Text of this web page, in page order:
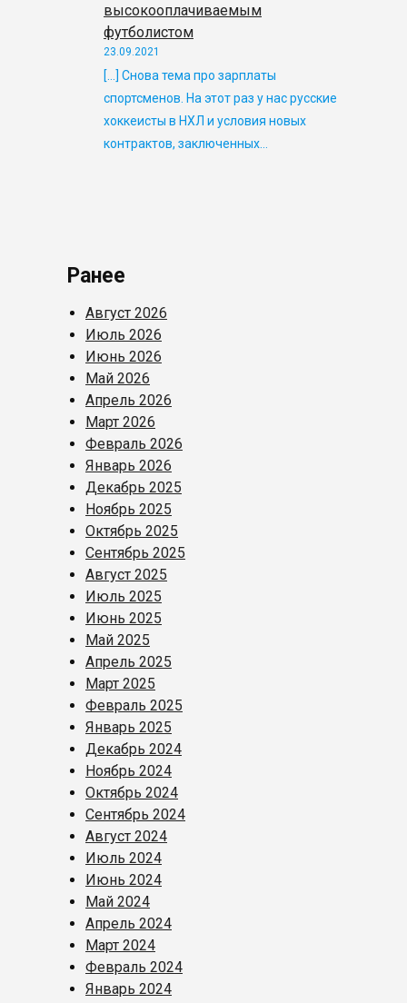
высокооплачиваемым
футболистом
23.09.2021
[…] Снова тема про зарплаты
спортсменов. На этот раз у нас русские
хоккеисты в НХЛ и условия новых
контрактов, заключенных…
Ранее
Август 2026
Июль 2026
Июнь 2026
Май 2026
Апрель 2026
Март 2026
Февраль 2026
Январь 2026
Декабрь 2025
Ноябрь 2025
Октябрь 2025
Сентябрь 2025
Август 2025
Июль 2025
Июнь 2025
Май 2025
Апрель 2025
Март 2025
Февраль 2025
Январь 2025
Декабрь 2024
Ноябрь 2024
Октябрь 2024
Сентябрь 2024
Август 2024
Июль 2024
Июнь 2024
Май 2024
Апрель 2024
Март 2024
Февраль 2024
Январь 2024